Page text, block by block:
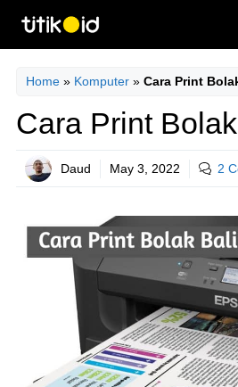
content
Home » Komputer » Cara Print
Cara Print
Daud May 3, 2022 2